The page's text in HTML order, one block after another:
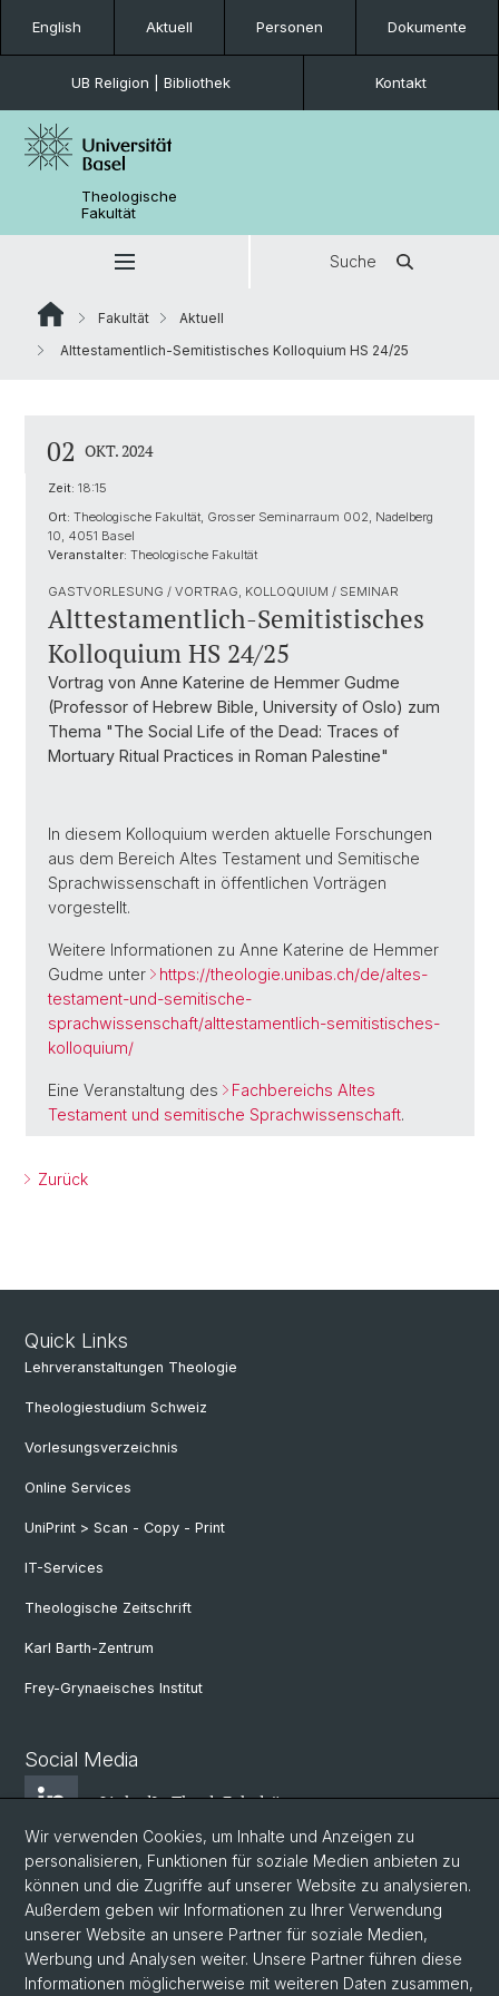
English Aktuell Personen Dokumente
UB Religion | Bibliothek Kontakt
Theologische
Fakultät
Suche
Fakultät
Aktuell
Alttestamentlich-Semitistisches Kolloquium HS 24/25
02 OKT. 2024
Zeit: 18:15
Ort: Theologische Fakultät, Grosser Seminarraum 002, Nadelberg
10, 4051 Basel
Veranstalter: Theologische Fakultät
GASTVORLESUNG / VORTRAG, KOLLOQUIUM / SEMINAR
Alttestamentlich-Semitistisches
Kolloquium HS 24/25
Vortrag von Anne Katerine de Hemmer Gudme
(Professor of Hebrew Bible, University of Oslo) zum
Thema "The Social Life of the Dead: Traces of
Mortuary Ritual Practices in Roman Palestine"
In diesem Kolloquium werden aktuelle Forschungen
aus dem Bereich Altes Testament und Semitische
Sprachwissenschaft in öffentlichen Vorträgen
vorgestellt.
Weitere Informationen zu Anne Katerine de Hemmer
Gudme unter
https://theologie.unibas.ch/de/altes-
testament-und-semitische-
sprachwissenschaft/alttestamentlich-semitistisches-
kolloquium/
Eine Veranstaltung des
Fachbereichs Altes
Testament und semitische Sprachwissenschaft.
Zurück
Quick Links
Lehrveranstaltungen Theologie
Theologiestudium Schweiz
Vorlesungsverzeichnis
Online Services
UniPrint > Scan - Copy - Print
IT-Services
Theologische Zeitschrift
Karl Barth-Zentrum
Frey-Grynaeisches Institut
Social Media
LinkedIn Theol. Fakultät
Instagram Theol. Fakultät
Zentr. Jüd. Studien
Wir verwenden Cookies, um Inhalte und Anzeigen zu
personalisieren, Funktionen für soziale Medien anbieten zu
können und die Zugriffe auf unserer Website zu analysieren.
Außerdem geben wir Informationen zu Ihrer Verwendung
unserer Website an unsere Partner für soziale Medien,
Werbung und Analysen weiter. Unsere Partner führen diese
Informationen möglicherweise mit weiteren Daten zusammen,